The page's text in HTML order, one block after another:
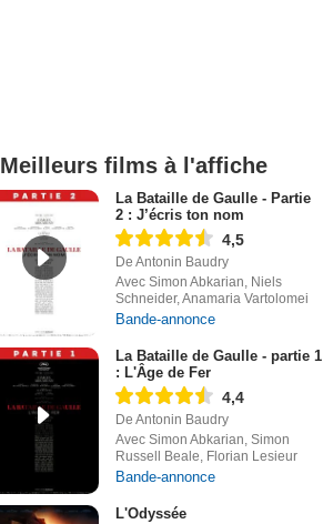
Meilleurs films à l'affiche
La Bataille de Gaulle - Partie
2 : J’écris ton nom
4,5
De Antonin Baudry
Avec Simon Abkarian, Niels
Schneider, Anamaria Vartolomei
Bande-annonce
La Bataille de Gaulle - partie 1
: L'Âge de Fer
4,4
De Antonin Baudry
Avec Simon Abkarian, Simon
Russell Beale, Florian Lesieur
Bande-annonce
L'Odyssée